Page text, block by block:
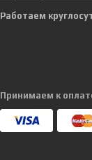
Работаем
Принимаем к